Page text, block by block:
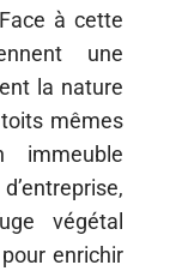
à cette
une
la nature
mêmes
immeuble
végétal
enrichir